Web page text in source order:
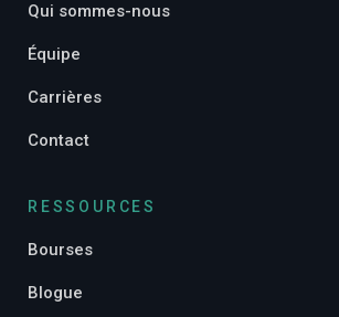
Qui sommes-nous
Équipe
Carrières
Contact
RESSOURCES
Bourses
Blogue